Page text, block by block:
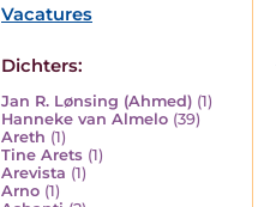
Vacatures
Dichters:
Jan R. Lønsing (Ahmed) (1)
Hanneke van Almelo (39)
Areth (1)
Tine Arets (1)
Arevista (1)
Arno (1)